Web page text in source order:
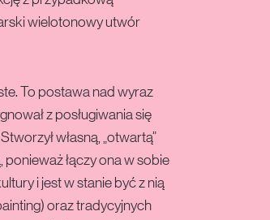
wielotonowy utwór
To postawa nad wyraz
z posługiwania się
własną, „otwartą”
ponieważ łączy ona w sobie
i jest w stanie być z nią
oraz tradycyjnych